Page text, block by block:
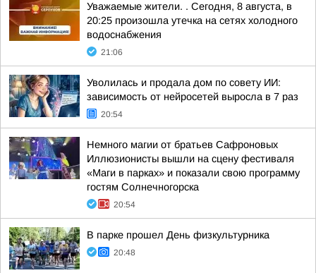
Уважаемые жители. . Сегодня, 8 августа, в
20:25 произошла утечка на сетях холодного
водоснабжения
21:06
Уволилась и продала дом по совету ИИ:
зависимость от нейросетей выросла в 7 раз
20:54
Немного магии от братьев Сафроновых
Иллюзионисты вышли на сцену фестиваля
«Маги в парках» и показали свою программу
гостям Солнечногорска
20:54
В парке прошел День физкультурника
20:48